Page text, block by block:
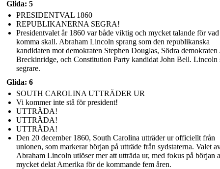
Glida: 5
PRESIDENTVAL 1860
REPUBLIKANERNA SEGRA!
Presidentvalet år 1860 var både viktig och mycket talande för
komma skall. Abraham Lincoln sprang som den republikanska
kandidaten mot demokraten Stephen Douglas, Södra demokraten
Breckinridge, och Constitution Party kandidat John Bell. Lincoln
segrare.
Glida: 6
SOUTH CAROLINA UTTRÄDER UR
Vi kommer inte stå för president!
UTTRÄDA!
UTTRÄDA!
UTTRÄDA!
Den 20 december 1860, South Carolina utträder ur officiellt från
unionen, som markerar början på utträde från sydstaterna. Valet
Abraham Lincoln utlöser mer att utträda ur, med fokus på början
mycket delat Amerika för de kommande fem åren.